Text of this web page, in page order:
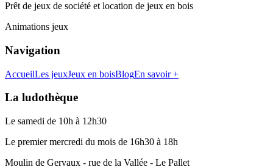
Prêt de jeux de société et location de jeux en bois
Animations jeux
Navigation
AccueilLes jeuxJeux en boisBlogEn savoir +
La ludothèque
Le samedi de 10h à 12h30
Le premier mercredi du mois de 16h30 à 18h
Moulin de Gervaux - rue de la Vallée - Le Pallet